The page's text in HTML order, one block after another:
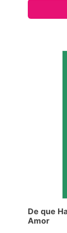
De que
Amor